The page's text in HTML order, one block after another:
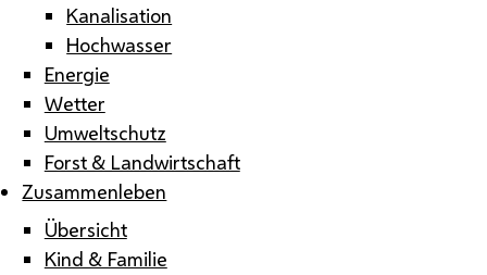
Kanalisation
Hochwasser
Energie
Wetter
Umweltschutz
Forst & Landwirtschaft
Zusammenleben
Übersicht
Kind & Familie